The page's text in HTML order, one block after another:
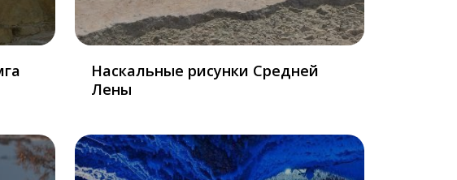
Наскальные рисунки Средней
Лены